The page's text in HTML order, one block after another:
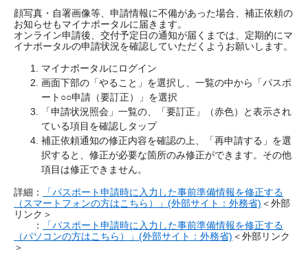
顔写真・自署画像等、申請情報に不備があった場合、補正依頼の
お知らせもマイナポータルに届きます。
オンライン申請後、交付予定日の通知が届くまでは、定期的にマ
イナポータルの申請状況を確認していただくようお願いします。
マイナポータルにログイン
画面下部の「やること」を選択し、一覧の中から「パスポ
ート○○申請（要訂正）」を選択
「申請状況照会」一覧の、「要訂正」（赤色）と表示され
ている項目を確認しタップ
補正依頼通知の修正内容を確認の上、「再申請する」を選
択すると、修正が必要な箇所のみ修正ができます。その他
項目は修正できません。
詳細：
「パスポート申請時に入力した事前準備情報を修正する
（スマートフォンの方はこちら）」(外部サイト：外務省) ＜外部
リンク＞
：
「パスポート申請時に入力した事前準備情報を修正する
（パソコンの方はこちら）」(外部サイト：外務省) ＜外部リンク
＞